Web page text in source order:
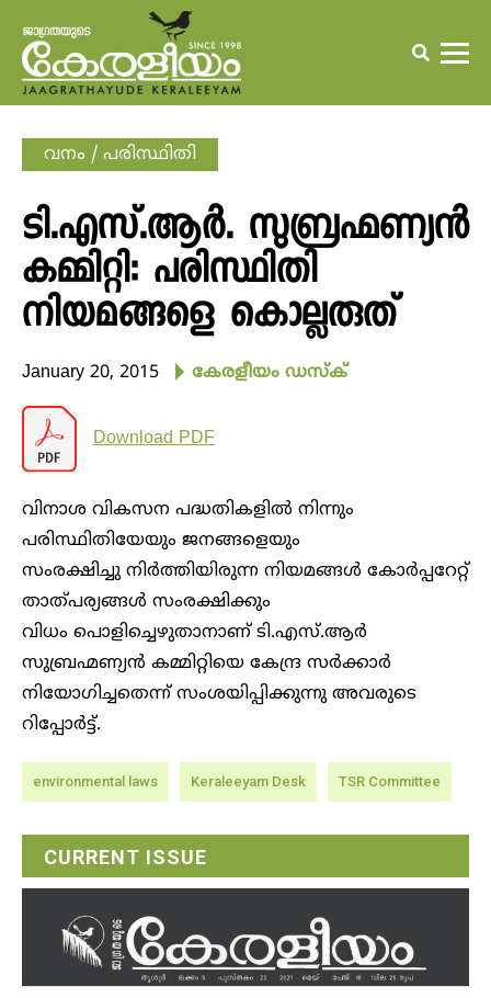
വനം / പരിസ്ഥിതി
ടി.എസ്.ആര്‍. സുബ്രഹ്മണ്യന്‍
കമ്മിറ്റി: പരിസ്ഥിതി
നിയമങ്ങളെ കൊല്ലരുത്
January 20, 2015 കേരളീയം ഡസ്‌ക്‌
Download PDF
വിനാശ വികസന പദ്ധതികളില്‍ നിന്നും
പരിസ്ഥിതിയേയും ജനങ്ങളെയും
സംരക്ഷിച്ചു നിര്‍ത്തിയിരുന്ന നിയമങ്ങള്‍ കോര്‍പ്പറേറ്റ്
താത്പര്യങ്ങള്‍ സംരക്ഷിക്കും
വിധം പൊളിച്ചെഴുതാനാണ് ടി.എസ്.ആര്‍
സുബ്രഹ്മണ്യന്‍ കമ്മിറ്റിയെ കേന്ദ്ര സര്‍ക്കാര്‍
നിയോഗിച്ചതെന്ന് സംശയിപ്പിക്കുന്നു അവരുടെ
റിപ്പോര്‍ട്ട്.
environmental laws Keraleeyam Desk TSR Committee
CURRENT ISSUE